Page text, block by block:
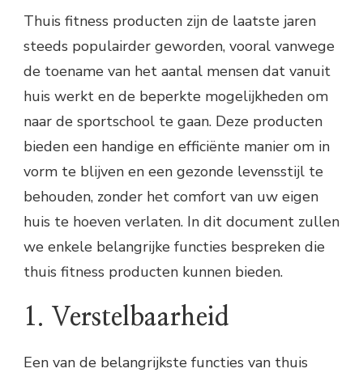
Thuis fitness producten zijn de laatste jaren
steeds populairder geworden, vooral vanwege
de toename van het aantal mensen dat vanuit
huis werkt en de beperkte mogelijkheden om
naar de sportschool te gaan. Deze producten
bieden een handige en efficiënte manier om in
vorm te blijven en een gezonde levensstijl te
behouden, zonder het comfort van uw eigen
huis te hoeven verlaten. In dit document zullen
we enkele belangrijke functies bespreken die
thuis fitness producten kunnen bieden.
1. Verstelbaarheid
Een van de belangrijkste functies van thuis